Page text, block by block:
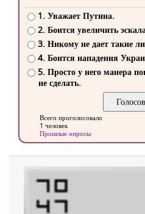
1. Уважает Путина.
2. Боится увеличить
3. Никому не дает такие
4. Боится нападения
5. Просто у него манера
не сделать.
Всего проголосовало
1 человек
Прошлые опросы